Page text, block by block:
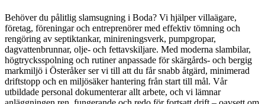
Behöver du pålitlig slamsugning i Boda? Vi hjälper villaägare,
företag, föreningar och entreprenörer med effektiv tömning och
rengöring av septiktankar, minireningsverk, pumpgropar,
dagvattenbrunnar, olje- och fettavskiljare. Med moderna slambilar,
högtrycksspolning och rutiner anpassade för skärgårds- och bergig
markmiljö i Österåker ser vi till att du får snabb åtgärd, minimerad
driftstopp och en miljösäker hantering från start till mål. Vår
utbildade personal dokumenterar allt arbete, och vi lämnar